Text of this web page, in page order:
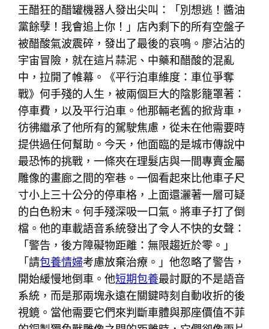
王醋狂的醋罐機器人發出尖叫：「別想逃！醬油
黨餘孽！我會追上你！」店內剩下的所有空盤子
被醋酸氣波震碎，發出了最後的哀鳴。廖沾沾的
宇宙冒險，就在這片蒜泥、中藥和醋酸的混亂
中，拉開了帷幕。《平行泊車維度：車位爭奪
戰》何手殘的人生，被兩個巨大的陰影籠罩著：
停車費，以及平行泊車。他那輛老舊的掀背車，
彷彿繼承了他所有的駕駛焦慮，從未在他需要時
提供過任何幫助。今天，他面臨的是城市傳說中
最恐怖的挑戰，一條夾在理髮店與一間專賣金屬
雕像的畫廊之間的窄巷。一個看起來比他車子尺
寸小上三十公分的停車格，上面還灑著一層可疑
的白色粉末。何手殘深吸一口氣。將車子打了倒
檔。他的車載語音系統發出了令人不快的女聲：
「警告，後方障礙物距離：無限趨近於零。」
「請包養情婦考慮放棄治療。」他忽略了警告，
開始緩慢地倒車。他短期包養最討厭的不是語音
系統，而是那兩塊永遠在關鍵時刻自動收折的後
視鏡。當他需要它們來判斷車體與那座價值不菲